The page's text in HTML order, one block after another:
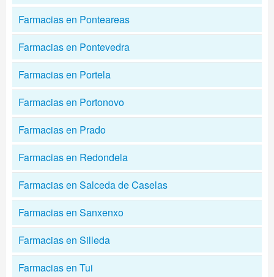
Farmacias en Ponteareas
Farmacias en Pontevedra
Farmacias en Portela
Farmacias en Portonovo
Farmacias en Prado
Farmacias en Redondela
Farmacias en Salceda de Caselas
Farmacias en Sanxenxo
Farmacias en Silleda
Farmacias en Tui